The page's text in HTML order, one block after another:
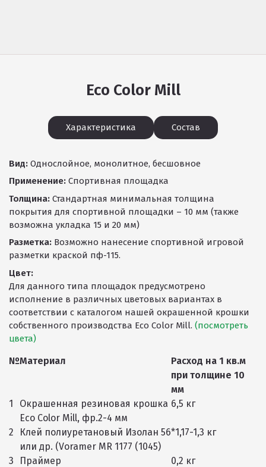
Eco Color Mill
Характеристика Состав
Вид: Однослойное, монолитное, бесшовное
Применение: Спортивная площадка
Толщина: Стандартная минимальная толщина
покрытия для спортивной площадки – 10 мм (также
возможна укладка 15 и 20 мм)
Разметка: Возможно нанесение спортивной игровой
разметки краской пф-115.
Цвет:
Для данного типа площадок предусмотрено
исполнение в различных цветовых вариантах в
соответствии с каталогом нашей окрашенной крошки
собственного производства Eco Color Mill. (посмотреть
цвета)
№Материал
Расход на 1 кв.м
при толщине 10
мм
1
Окрашенная резиновая крошка
Eco Color Mill, фр.2-4 мм
6,5 кг
2
Клей полиуретановый Изолан 56
или др. (Voramer MR 1177 (1045)
*1,17-1,3 кг
3 Праймер 0,2 кг